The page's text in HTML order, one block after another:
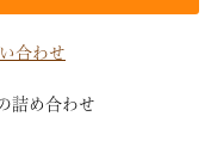
合わせ
詰め合わせ